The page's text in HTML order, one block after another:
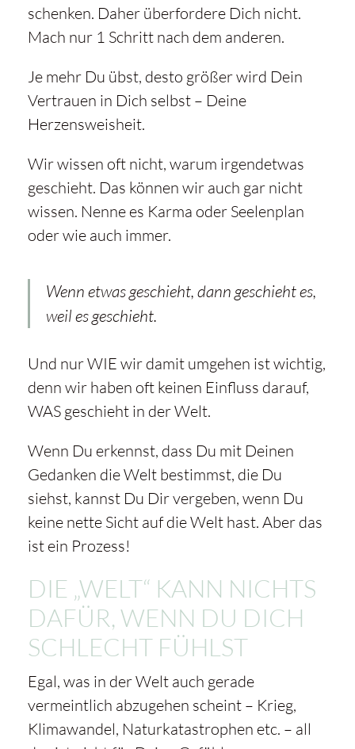
schenken. Daher überfordere Dich nicht.
Mach nur 1 Schritt nach dem anderen.
Je mehr Du übst, desto größer wird Dein
Vertrauen in Dich selbst – Deine
Herzensweisheit.
Wir wissen oft nicht, warum irgendetwas
geschieht. Das können wir auch gar nicht
wissen. Nenne es Karma oder Seelenplan
oder wie auch immer.
Wenn etwas geschieht, dann geschieht es,
weil es geschieht.
Und nur WIE wir damit umgehen ist wichtig,
denn wir haben oft keinen Einfluss darauf,
WAS geschieht in der Welt.
Wenn Du erkennst, dass Du mit Deinen
Gedanken die Welt bestimmst, die Du
siehst, kannst Du Dir vergeben, wenn Du
keine nette Sicht auf die Welt hast. Aber das
ist ein Prozess!
DIE „WELT“ KANN NICHTS
DAFÜR, WENN DU DICH
SCHLECHT FÜHLST
Egal, was in der Welt auch gerade
vermeintlich abzugehen scheint – Krieg,
Klimawandel, Naturkatastrophen etc. – all